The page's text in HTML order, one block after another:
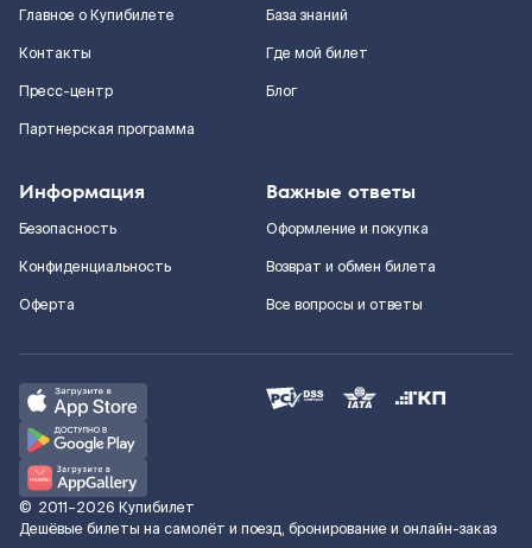
Главное о Купибилете
Контакты
Пресс-центр
Партнерская программа
База знаний
Где мой билет
Блог
Информация
Безопасность
Конфиденциальность
Оферта
Важные ответы
Оформление и покупка
Возврат и обмен билета
Все вопросы и ответы
© 2011–2026 Купибилет
Дешёвые билеты на самолёт и поезд, бронирование и онлайн-заказ